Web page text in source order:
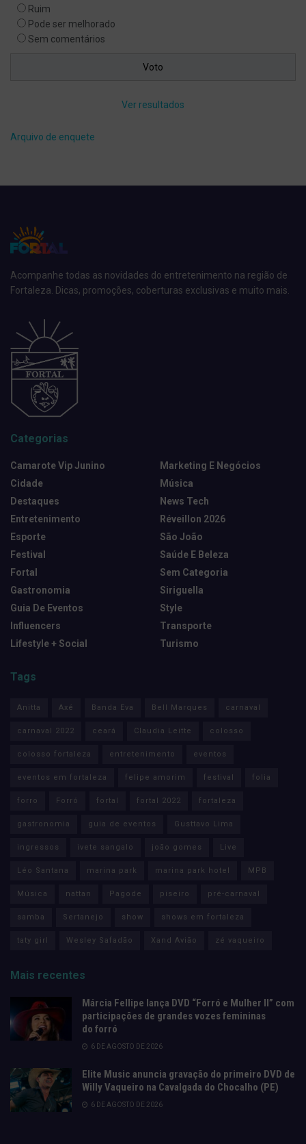
Ruim
Pode ser melhorado
Sem comentários
Ver resultados
Arquivo de enquete
Acompanhe todas as novidades do entretenimento na região de
Fortaleza. Dicas, promoções, coberturas exclusivas e muito mais.
Categorias
Camarote Vip Junino
Cidade
Destaques
Entretenimento
Esporte
Festival
Fortal
Gastronomia
Guia De Eventos
Influencers
Lifestyle + Social
Marketing E Negócios
Música
News Tech
Réveillon 2026
São João
Saúde E Beleza
Sem Categoria
Siriguella
Style
Transporte
Turismo
Tags
Anitta Axé Banda Eva Bell Marques carnaval
carnaval 2022 ceará Claudia Leitte colosso
colosso fortaleza entretenimento eventos
eventos em fortaleza felipe amorim festival folia
forro Forró fortal fortal 2022 fortaleza
gastronomia guia de eventos Gusttavo Lima
ingressos ivete sangalo joão gomes Live
Léo Santana marina park marina park hotel MPB
Música nattan Pagode piseiro pré-carnaval
samba Sertanejo show shows em fortaleza
taty girl Wesley Safadão Xand Avião zé vaqueiro
Mais recentes
Márcia Fellipe lança DVD “Forró e Mulher II” com
participações de grandes vozes femininas
do forró
6 DE AGOSTO DE 2026
Elite Music anuncia gravação do primeiro DVD de
Willy Vaqueiro na Cavalgada do Chocalho (PE)
6 DE AGOSTO DE 2026